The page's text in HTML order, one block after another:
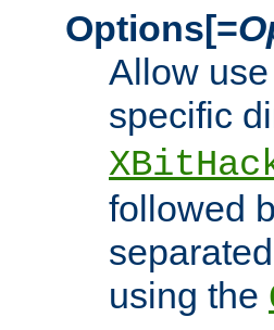
Options[=
Allow
specific
followed
using the